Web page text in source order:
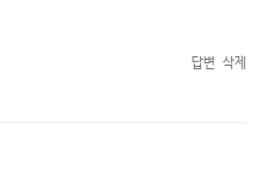
답변 삭제